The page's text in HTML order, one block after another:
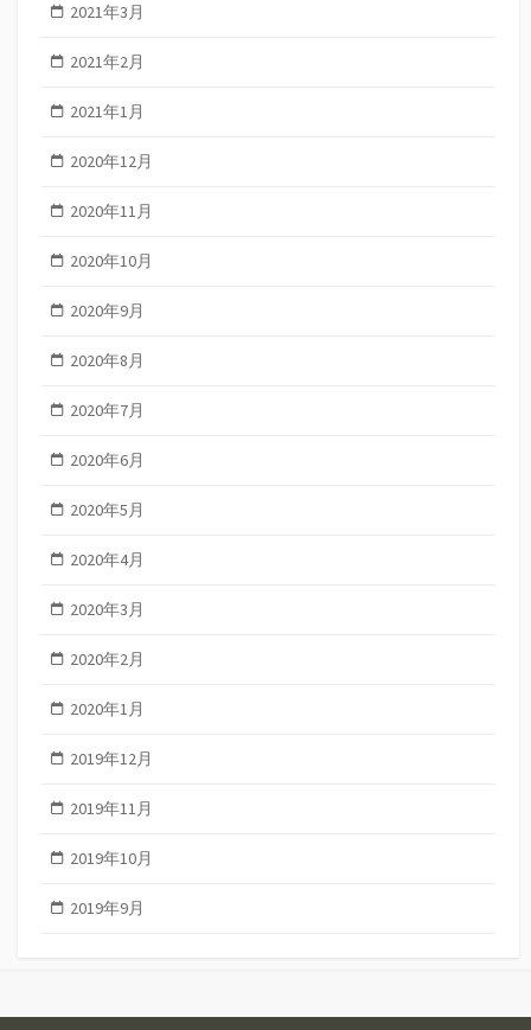
2021年3月
2021年2月
2021年1月
2020年12月
2020年11月
2020年10月
2020年9月
2020年8月
2020年7月
2020年6月
2020年5月
2020年4月
2020年3月
2020年2月
2020年1月
2019年12月
2019年11月
2019年10月
2019年9月